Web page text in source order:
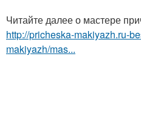
Читайте далее о мастере
http://pricheska-makiyazh.ru-
makiyazh/mas...